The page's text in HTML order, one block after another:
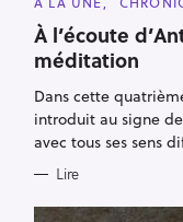
T
E
G
O
R
I
E
S
À l’écoute
méditation
Dans cette
introduit au signe
avec tous ses sens
Lire